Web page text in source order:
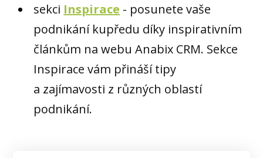
sekci Inspirace - posunete vaše
podnikání kupředu díky inspirativním
článkům na webu Anabix CRM. Sekce
Inspirace vám přináší tipy
a zajímavosti z různých oblastí
podnikání.